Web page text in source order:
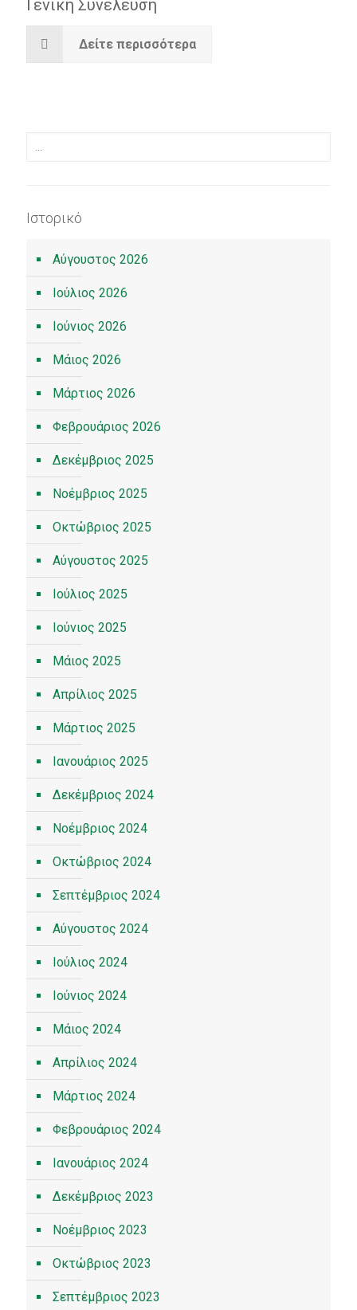
Γενική Συνέλευση
Δείτε περισσότερα
Ιστορικό
Αύγουστος 2026
Ιούλιος 2026
Ιούνιος 2026
Μάιος 2026
Μάρτιος 2026
Φεβρουάριος 2026
Δεκέμβριος 2025
Νοέμβριος 2025
Οκτώβριος 2025
Αύγουστος 2025
Ιούλιος 2025
Ιούνιος 2025
Μάιος 2025
Απρίλιος 2025
Μάρτιος 2025
Ιανουάριος 2025
Δεκέμβριος 2024
Νοέμβριος 2024
Οκτώβριος 2024
Σεπτέμβριος 2024
Αύγουστος 2024
Ιούλιος 2024
Ιούνιος 2024
Μάιος 2024
Απρίλιος 2024
Μάρτιος 2024
Φεβρουάριος 2024
Ιανουάριος 2024
Δεκέμβριος 2023
Νοέμβριος 2023
Οκτώβριος 2023
Σεπτέμβριος 2023